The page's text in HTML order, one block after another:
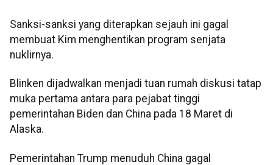
Sanksi-sanksi yang diterapkan sejauh ini gagal
membuat Kim menghentikan program senjata
nuklirnya.
Blinken dijadwalkan menjadi tuan rumah diskusi tatap
muka pertama antara para pejabat tinggi
pemerintahan Biden dan China pada 18 Maret di
Alaska.
Pemerintahan Trump menuduh China gagal